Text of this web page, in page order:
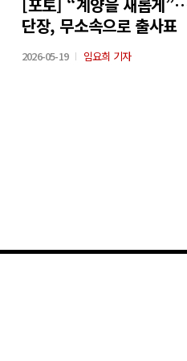
단장, 무소속으로 출사표
2026-05-19 임요희 기자